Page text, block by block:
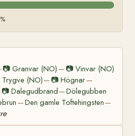
📷Granvar (NO) — 📷 Vinvar (NO)
Trygve (NO)— 📷Högnar—
📷 Dalegudbrand—Dölegubben
—Den gamle Toftehingsten—